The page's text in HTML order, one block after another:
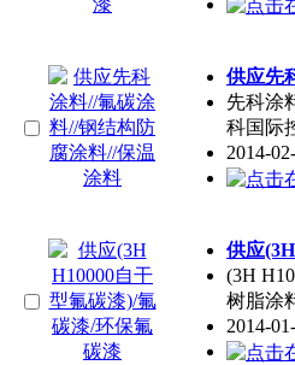
供应先
先科涂
科国际
2014-
供应
(3H
树脂涂
2014-